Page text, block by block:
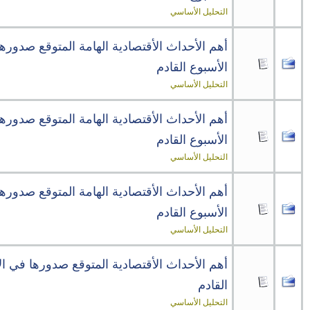
التحليل الأساسي
أهم الأحداث الأقتصادية الهامة المتوقع
الأسبوع القادم
التحليل الأساسي
أهم الأحداث الأقتصادية الهامة المتوقع
الأسبوع القادم
التحليل الأساسي
أهم الأحداث الأقتصادية الهامة المتوقع
الأسبوع القادم
التحليل الأساسي
أهم الأحداث الأقتصادية المتوقع صدورها في
القادم
التحليل الأساسي